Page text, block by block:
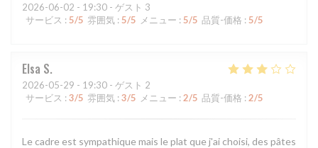
2026-06-02 - 19:30 - ゲスト 3
サービス : 5/5 雰囲気 : 5/5 メニュー : 5/5 品質-価格 : 5/5
Elsa S
2026-05-29 - 19:30 - ゲスト 2
サービス : 3/5 雰囲気 : 3/5 メニュー : 2/5 品質-価格 : 2/5
Le cadre est sympathique mais le plat que j'ai choisi, des pâtes